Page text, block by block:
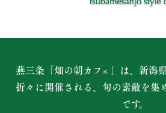
燕三条「畑の朝カフェ」は、新潟
折々に開催される、 旬の素敵を集
です。